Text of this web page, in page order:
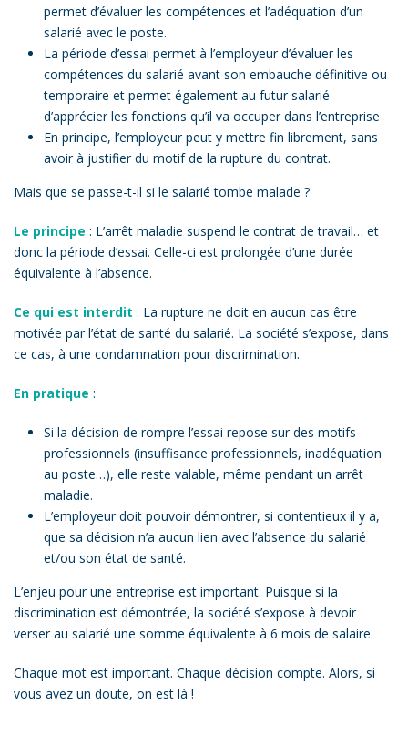
permet d’évaluer les compétences et l’adéquation d’un
salarié avec le poste.
La période d’essai permet à l’employeur d’évaluer les
compétences du salarié avant son embauche définitive ou
temporaire et permet également au futur salarié
d’apprécier les fonctions qu’il va occuper dans l’entreprise
En principe, l’employeur peut y mettre fin librement, sans
avoir à justifier du motif de la rupture du contrat.
Mais que se passe-t-il si le salarié tombe malade ?
Le principe : L’arrêt maladie suspend le contrat de travail… et
donc la période d’essai. Celle-ci est prolongée d’une durée
équivalente à l’absence.
Ce qui est interdit : La rupture ne doit en aucun cas être
motivée par l’état de santé du salarié. La société s’expose, dans
ce cas, à une condamnation pour discrimination.
En pratique :
Si la décision de rompre l’essai repose sur des motifs
professionnels (insuffisance professionnels, inadéquation
au poste…), elle reste valable, même pendant un arrêt
maladie.
L’employeur doit pouvoir démontrer, si contentieux il y a,
que sa décision n’a aucun lien avec l’absence du salarié
et/ou son état de santé.
L’enjeu pour une entreprise est important. Puisque si la
discrimination est démontrée, la société s’expose à devoir
verser au salarié une somme équivalente à 6 mois de salaire.
Chaque mot est important. Chaque décision compte. Alors, si
vous avez un doute, on est là !